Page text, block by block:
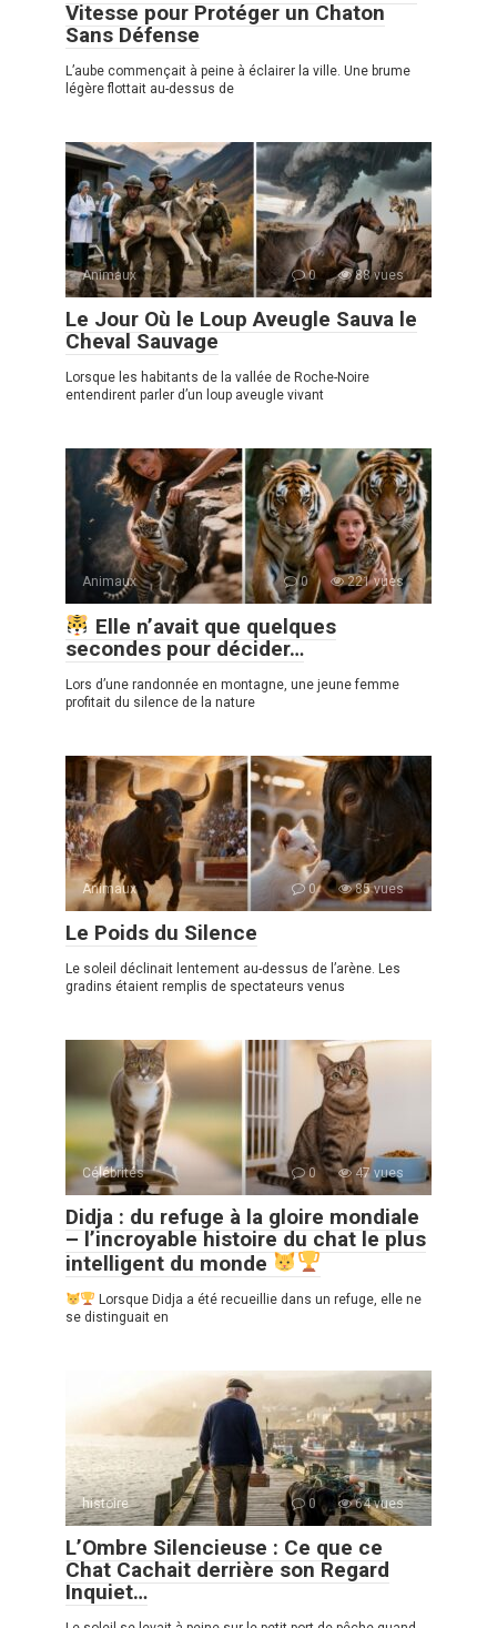
Vitesse pour Protéger un Chaton
Sans Défense
L’aube commençait à peine à éclairer la ville. Une brume
légère flottait au-dessus de
Animaux 0 88 vues
Le Jour Où le Loup Aveugle Sauva le
Cheval Sauvage
Lorsque les habitants de la vallée de Roche-Noire
entendirent parler d’un loup aveugle vivant
Animaux 0 221 vues
Elle n’avait que quelques
secondes pour décider…
Lors d’une randonnée en montagne, une jeune femme
profitait du silence de la nature
Animaux 0 85 vues
Le Poids du Silence
Le soleil déclinait lentement au-dessus de l’arène. Les
gradins étaient remplis de spectateurs venus
Célébrités 0 47 vues
Didja : du refuge à la gloire mondiale
– l’incroyable histoire du chat le plus
intelligent du monde
Lorsque Didja a été recueillie dans un refuge, elle ne
se distinguait en
histoire 0 64 vues
L’Ombre Silencieuse : Ce que ce
Chat Cachait derrière son Regard
Inquiet…